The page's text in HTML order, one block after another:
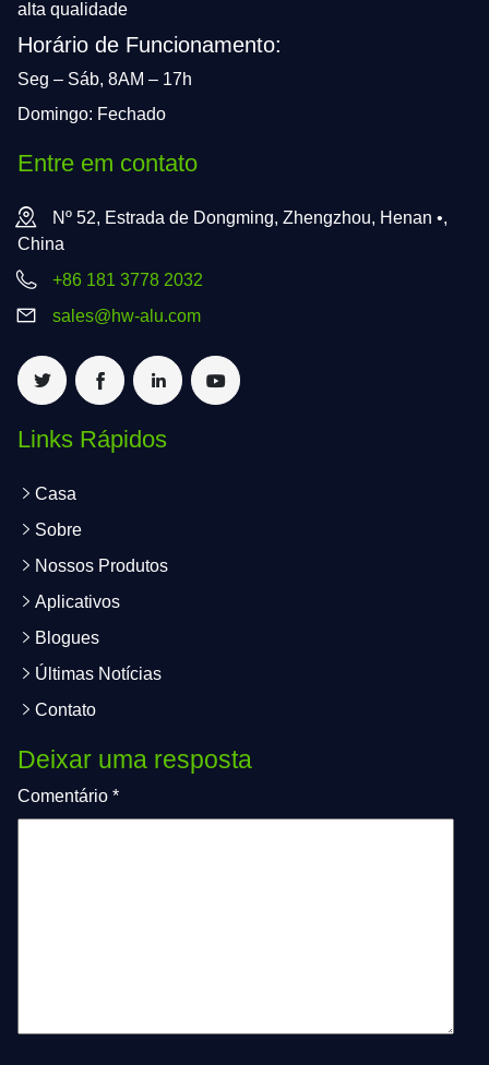
alta qualidade
Horário de Funcionamento:
Seg – Sáb, 8AM – 17h
Domingo: Fechado
Entre em contato
Nº 52, Estrada de Dongming, Zhengzhou, Henan •,
China
+86 181 3778 2032
sales@hw-alu.com
Links Rápidos
Casa
Sobre
Nossos Produtos
Aplicativos
Blogues
Últimas Notícias
Contato
Deixar uma resposta
Comentário *